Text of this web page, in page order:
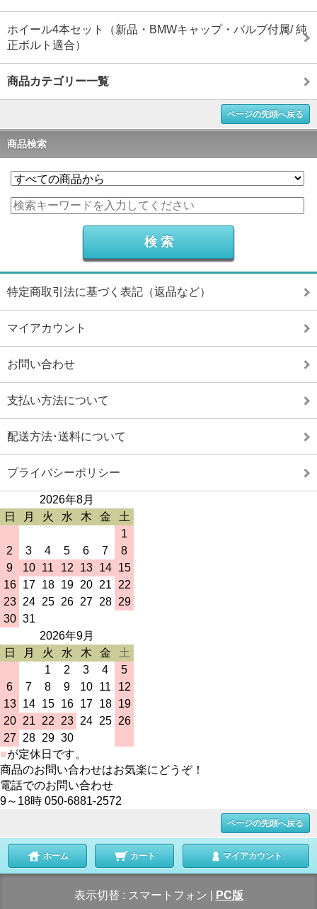
ホイール4本セット（新品・BMWキャップ・バルブ付属/ 純
正ボルト適合）
商品カテゴリー一覧
ページの先頭へ戻る
商品検索
特定商取引法に基づく表記（返品など）
マイアカウント
お問い合わせ
支払い方法について
配送方法･送料について
プライバシーポリシー
2026年8月
日
月 火 水 木 金
土
1
2
3 4 5 6 7
8
9
10 11 12 13 14
15
16
17 18 19 20 21
22
23
24 25 26 27 28
29
30 31
2026年9月
日
月 火 水 木 金
土
1
2 3 4
5
6
7 8 9 10 11
12
13
14 15 16 17 18
19
20
21 22 23 24 25
26
27
28 29 30
■が定休日です。
商品のお問い合わせはお気楽にどうぞ！
電話でのお問い合わせ
9～18時 050-6881-2572
ページの先頭へ戻る
ホーム カート マイアカウント
表示切替 : スマートフォン PC版